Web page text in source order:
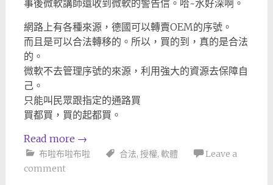
事後微軟講師還收到微軟的警告信。哈~水好深啊。
網路上有各種來源，德國可以轉賣OEM的序號。
而且是可以合法轉移的。所以，買的到，真的是合法
的。
微軟不去管理序號的來源，利用強大的資源去保障自
己。
只能叫民眾跟指定的通路買
買都買，買的起都買。
Read more →
布啦布啦布啦 合法, 授權, 軟體
Leave a
comment